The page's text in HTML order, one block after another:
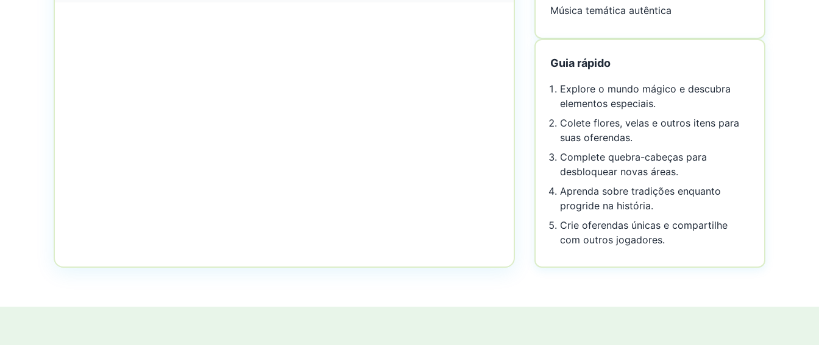
Música temática autêntica
Guia rápido
Explore o mundo mágico e descubra
elementos especiais.
Colete flores, velas e outros itens para
suas oferendas.
Complete quebra-cabeças para
desbloquear novas áreas.
Aprenda sobre tradições enquanto
progride na história.
Crie oferendas únicas e compartilhe
com outros jogadores.